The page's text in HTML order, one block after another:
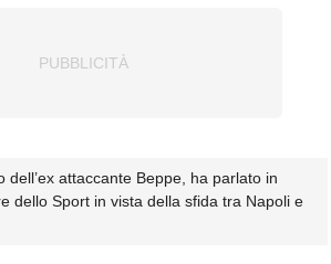
dell’ex attaccante Beppe, ha parlato in
dello Sport in vista della sfida tra Napoli e